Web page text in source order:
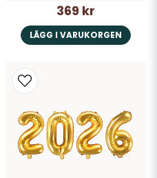
369 kr
LÄGG I VARUKORGEN